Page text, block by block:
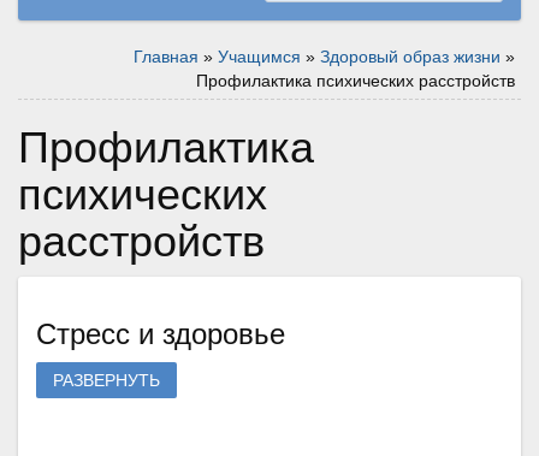
Главная » Учащимся » Здоровый образ жизни »
Профилактика психических расстройств
Профилактика
психических
расстройств
Стресс и здоровье
РАЗВЕРНУТЬ